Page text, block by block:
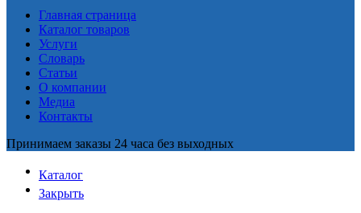
Главная страница
Каталог товаров
Услуги
Словарь
Статьи
О компании
Медиа
Контакты
Принимаем заказы 24 часа без выходных
Каталог
Закрыть